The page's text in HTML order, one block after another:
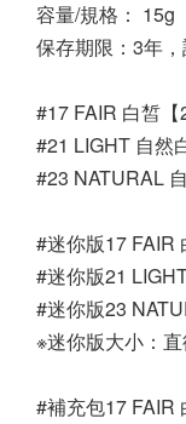
容量/規格： 15g
保存期限：3年
#17 FAIR 白皙【
#21 LIGHT 自然
#23 NATURAL
#迷你版17 FAIR
#迷你版21
#迷你版23
※迷你版大小：
#補充包17 FAIR